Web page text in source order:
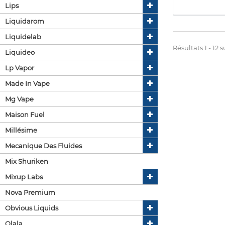
Lips
Liquidarom
Liquidelab
Liquideo
Lp Vapor
Made In Vape
Mg Vape
Maison Fuel
Millésime
Mecanique Des Fluides
Mix Shuriken
Mixup Labs
Nova Premium
Obvious Liquids
Olala
Résultats 1 - 12